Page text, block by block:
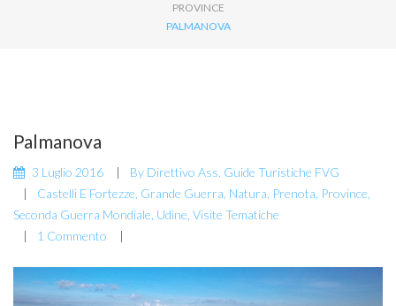
PROVINCE
PALMANOVA
Palmanova
3 Luglio 2016 By Direttivo Ass. Guide Turistiche FVG
Castelli E Fortezze Grande Guerra Natura Prenota Province
Seconda Guerra Mondiale Udine Visite Tematiche
1 Commento